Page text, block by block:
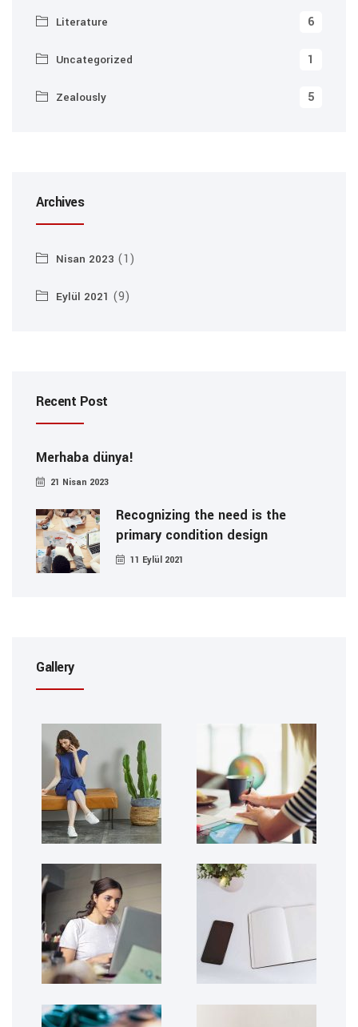
Literature 6
Uncategorized 1
Zealously 5
Archives
Nisan 2023 (1)
Eylül 2021 (9)
Recent Post
Merhaba dünya!
21 Nisan 2023
Recognizing the need is the
primary condition design
11 Eylül 2021
Gallery